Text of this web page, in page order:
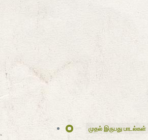
முதல் இருபது பாடல்கள்